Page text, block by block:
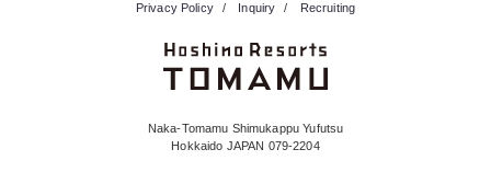
Privacy Policy Inquiry Recruiting
Naka-Tomamu Shimukappu Yufutsu
Hokkaido JAPAN 079-2204